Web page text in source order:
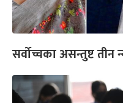
सर्वोच्चका असन्तुष्ट तीन